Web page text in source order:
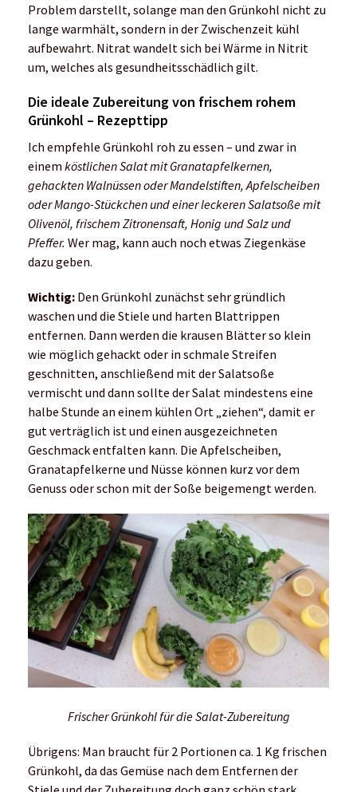
Problem darstellt, solange man den Grünkohl nicht zu
lange warmhält, sondern in der Zwischenzeit kühl
aufbewahrt. Nitrat wandelt sich bei Wärme in Nitrit
um, welches als gesundheitsschädlich gilt.
Die ideale Zubereitung von frischem rohem
Grünkohl – Rezepttipp
Ich empfehle Grünkohl roh zu essen – und zwar in
einem köstlichen Salat mit Granatapfelkernen,
gehackten Walnüssen oder Mandelstiften, Apfelscheiben
oder Mango-Stückchen und einer leckeren Salatsoße mit
Olivenöl, frischem Zitronensaft, Honig und Salz und
Pfeffer. Wer mag, kann auch noch etwas Ziegenkäse
dazu geben.
Wichtig: Den Grünkohl zunächst sehr gründlich
waschen und die Stiele und harten Blattrippen
entfernen. Dann werden die krausen Blätter so klein
wie möglich gehackt oder in schmale Streifen
geschnitten, anschließend mit der Salatsoße
vermischt und dann sollte der Salat mindestens eine
halbe Stunde an einem kühlen Ort „ziehen“, damit er
gut verträglich ist und einen ausgezeichneten
Geschmack entfalten kann. Die Apfelscheiben,
Granatapfelkerne und Nüsse können kurz vor dem
Genuss oder schon mit der Soße beigemengt werden.
Frischer Grünkohl für die Salat-Zubereitung
Übrigens: Man braucht für 2 Portionen ca. 1 Kg frischen
Grünkohl, da das Gemüse nach dem Entfernen der